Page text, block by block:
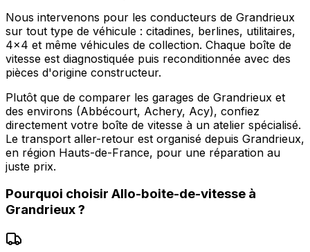
Nous intervenons pour les conducteurs de Grandrieux
sur tout type de véhicule : citadines, berlines, utilitaires,
4x4 et même véhicules de collection. Chaque boîte de
vitesse est diagnostiquée puis reconditionnée avec des
pièces d'origine constructeur.
Plutôt que de comparer les garages de Grandrieux et
des environs (Abbécourt, Achery, Acy), confiez
directement votre boîte de vitesse à un atelier spécialisé.
Le transport aller-retour est organisé depuis Grandrieux,
en région Hauts-de-France, pour une réparation au
juste prix.
Pourquoi choisir Allo-boite-de-vitesse à
Grandrieux?